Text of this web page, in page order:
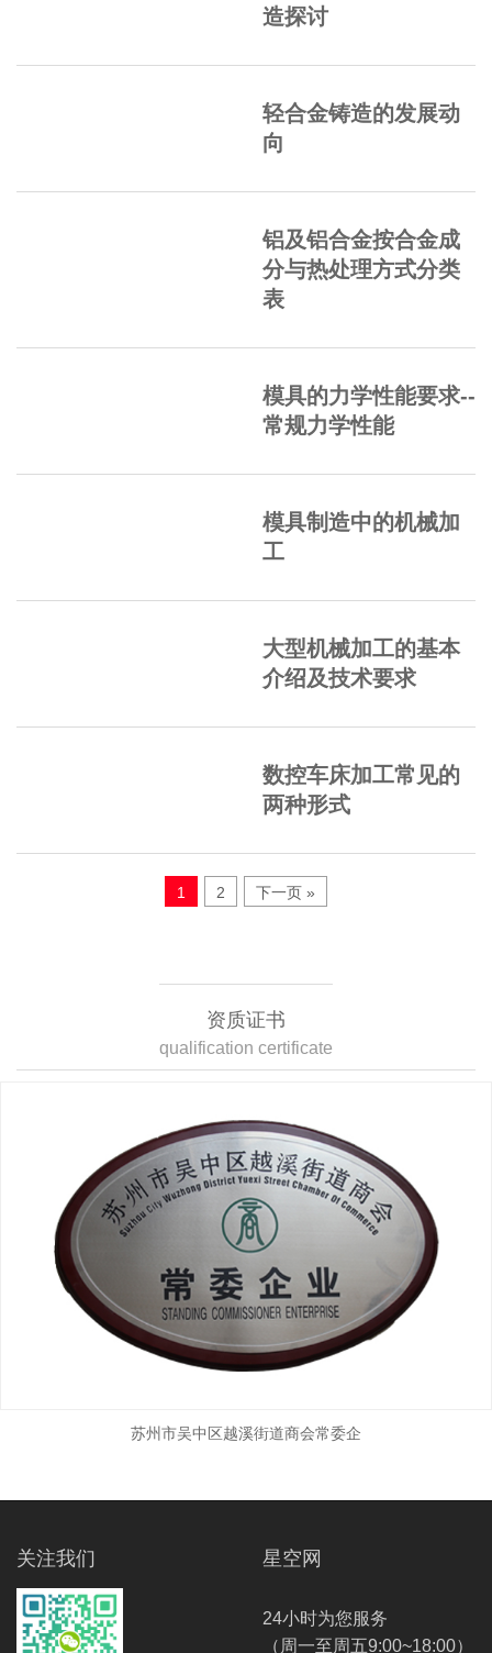
造探讨
轻合金铸造的发展动
向
铝及铝合金按合金成
分与热处理方式分类
表
模具的力学性能要求--
常规力学性能
模具制造中的机械加
工
大型机械加工的基本
介绍及技术要求
数控车床加工常见的
两种形式
1 2 下一页 »
资质证书
qualification certificate
苏州市吴中区越溪街道商会常委企
关注我们 星空网
24小时为您服务
（周一至周五9:00~18:00）